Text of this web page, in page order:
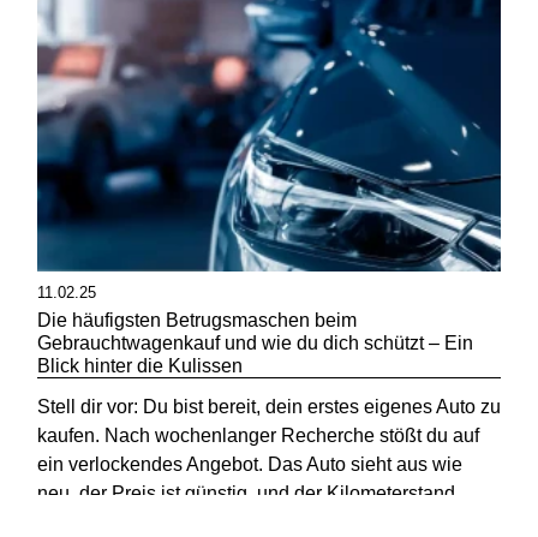
11.02.25
Die häufigsten Betrugsmaschen beim
Gebrauchtwagenkauf und wie du dich schützt – Ein
Blick hinter die Kulissen
Stell dir vor: Du bist bereit, dein erstes eigenes Auto zu
kaufen. Nach wochenlanger Recherche stößt du auf
ein verlockendes Angebot. Das Auto sieht aus wie
neu, der Preis ist günstig, und der Kilometerstand